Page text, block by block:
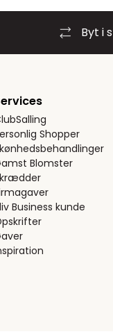
Byt i
Shopper
Blomster
Business kunde